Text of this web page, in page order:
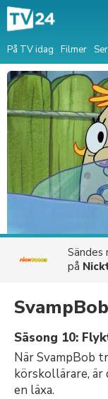
På TV idag Filmer
Sändes
på
Säsong 10:
När SvampBob
körskollärare, är
en läxa.